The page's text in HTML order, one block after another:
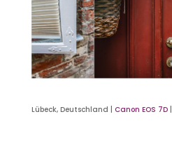
Lübeck, Deutschland |Canon EOS 7D